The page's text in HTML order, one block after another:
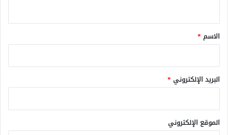
*
الاسم *
البريد الإلكتروني *
الموقع الإلكتروني